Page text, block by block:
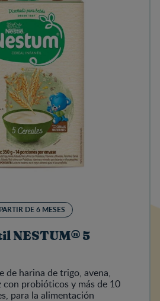
DE 6 MESES
NESTUM® 5
de harina de trigo, avena,
con probióticos y más de 10
para la alimentación